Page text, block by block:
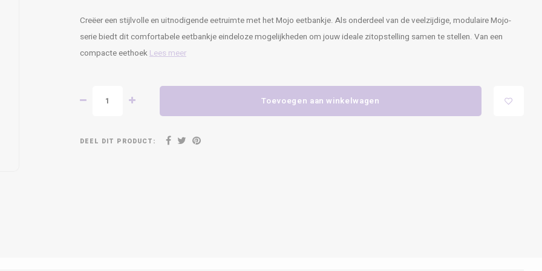
Creëer een stijlvolle en uitnodigende eetruimte met het Mojo eetbankje. Als onderdeel van de veelzijdige, modulaire Mojo-
serie biedt dit comfortabele eetbankje eindeloze mogelijkheden om jouw ideale zitopstelling samen te stellen. Van een
compacte eethoekLees meer
Toevoegen aan winkelwagen
DEEL DIT PRODUCT: